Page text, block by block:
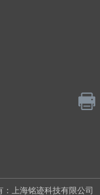
：上海铭迹科技有限公司